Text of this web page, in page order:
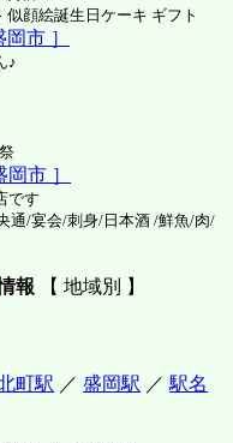
顔絵誕生日ケーキ ギフト
市 ］
♪
市 ］
です
/宴会/刺身/日本酒 /鮮魚/肉/
報 【 地域別 】
町駅 ／ 盛岡駅 ／ 駅名